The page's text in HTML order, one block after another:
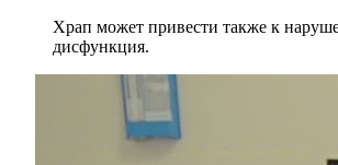
Храп может привести также к
дисфункция.